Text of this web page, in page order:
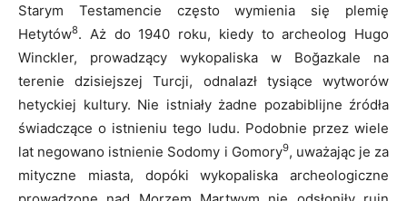
Starym Testamencie często wymienia się plemię
Hetytów8. Aż do 1940 roku, kiedy to archeolog Hugo
Winckler, prowadzący wykopaliska w Boğazkale na
terenie dzisiejszej Turcji, odnalazł tysiące wytworów
hetyckiej kultury. Nie istniały żadne pozabiblijne źródła
świadczące o istnieniu tego ludu. Podobnie przez wiele
lat negowano istnienie Sodomy i Gomory9, uważając je za
mityczne miasta, dopóki wykopaliska archeologiczne